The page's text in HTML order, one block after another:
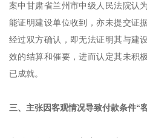
案中甘肃省兰州市中级人民法院认
能证明建设单位收到，亦未提交证
经过双方确认，即无法证明其与建
效的结算和催要，进而认定其未积
已成就。
三、主张因客观情况导致付款条件“